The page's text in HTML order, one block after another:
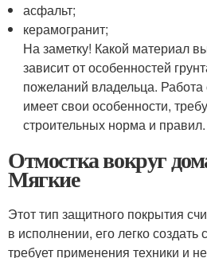
асфальт;
керамогранит;
На заметку! Какой материал
зависит от особенностей
пожеланий владельца.
имеет свои особенности,
строительных норма и правил.
Отмостка вокруг
Мягкие
Этот тип защитного покрытия
в исполнении, его легко
требует применения техники и